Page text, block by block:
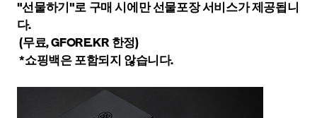
"선물하기"로 구매 시에만 선물포장 서비스가 제공됩니
다.
(무료, GFORE.KR 한정)
*쇼핑백은 포함되지 않습니다.